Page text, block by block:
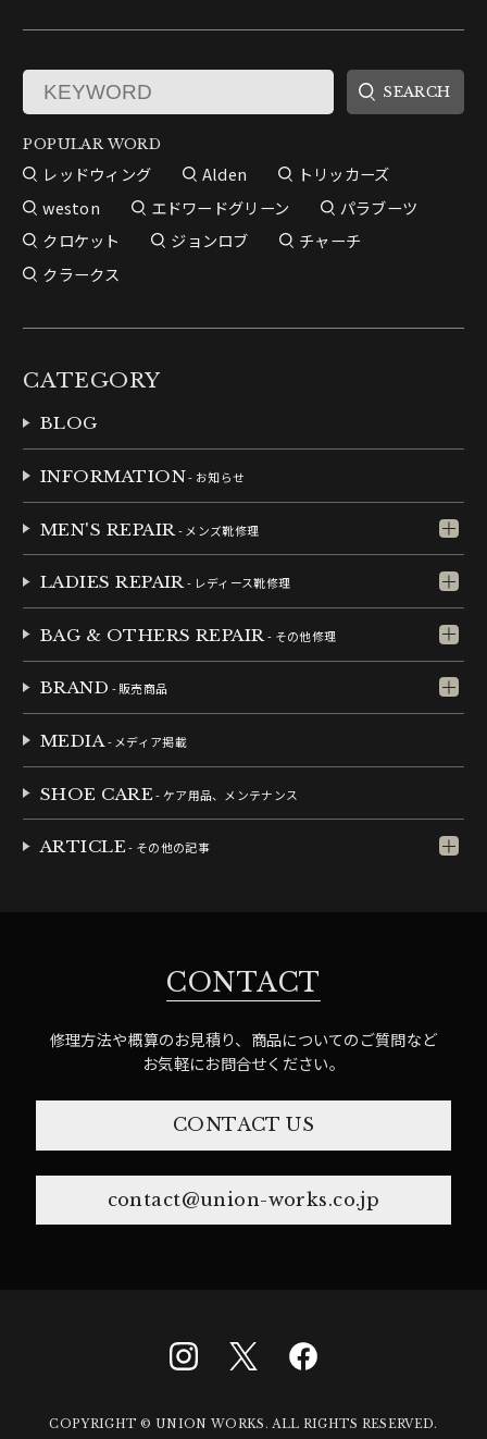
POPULAR WORD
レッドウィング Alden
トリッカーズ
weston
エドワードグリーン
パラブーツ
クロケット
ジョンロブ
チャーチ
クラークス
CATEGORY
BLOG
INFORMATION- お知らせ
MEN'S REPAIR - メンズ靴修理
LADIES REPAIR- レディース靴修理
BAG & OTHERS REPAIR - その他修理
BRAND - 販売商品
MEDIA- メディア掲載
SHOE CARE- ケア用品、メンテナンス
ARTICLE- その他の記事
CONTACT
修理方法や概算のお見積り、商品についてのご質問など
お気軽にお問合せください。
CONTACT US
contact@union-works.co.jp
COPYRIGHT © UNION WORKS. ALL RIGHTS RESERVED.